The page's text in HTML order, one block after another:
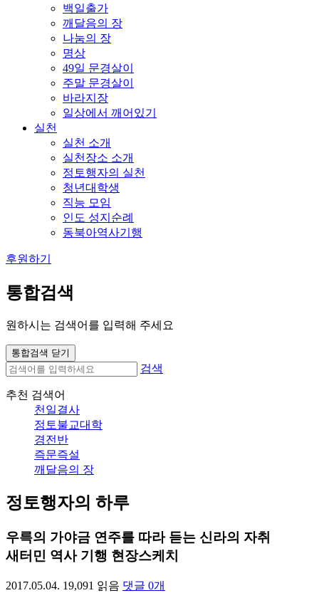
백일출가
깨달음의 장
나눔의 장
명상
49일 문경살이
주말 문경살이
바라지장
일상에서 깨어있기
실천
실천 소개
실천장소 소개
정토행자의 실천
청년대학생
직능 모임
인도 성지순례
동북아역사기행
후원하기
통합검색
원하시는 검색어를 입력해 주세요
통합검색 닫기
검색
추천 검색어
천일결사
정토불교대학
경전반
즉문즉설
깨달음의 장
정토행자의 하루
우륵의 가야금 연주를 따라 듣는 신라의 자취
새터민 역사 기행 현장스케치
2017.05.04. 19,091 읽음 댓글 0개